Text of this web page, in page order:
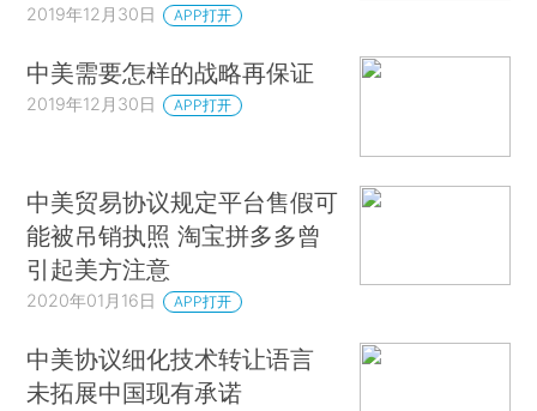
2019年12月30日 APP打开
中美需要怎样的战略再保证
2019年12月30日 APP打开
中美贸易协议规定平台售假可
能被吊销执照 淘宝拼多多曾
引起美方注意
2020年01月16日 APP打开
中美协议细化技术转让语言
未拓展中国现有承诺